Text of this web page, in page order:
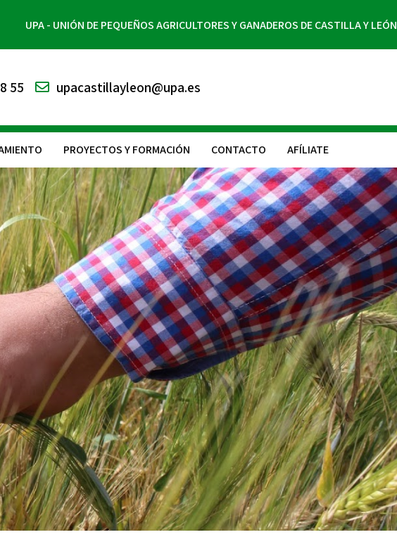
UPA - UNIÓN DE PEQUEÑOS AGRICULTORES Y GANADEROS DE CASTILLA Y LEÓN
55 upacastillayleon@upa.es
PROYECTOS Y FORMACIÓN CONTACTO AFÍLIATE